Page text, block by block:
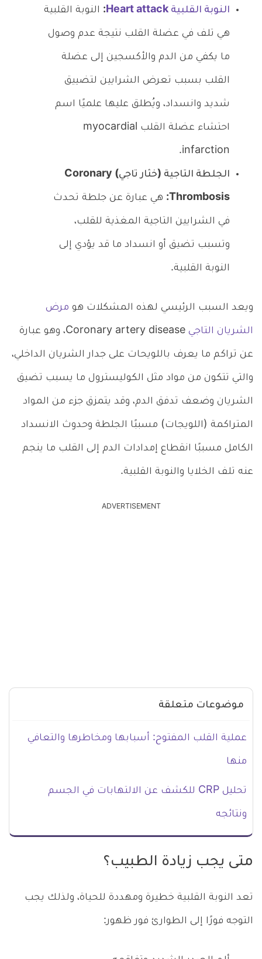
النوبة القلبية Heart attack : النوبة القلبية
هي تلف في عضلة القلب نتيجة عدم وصول
ما يكفي من الدم والأكسجين إلى عضلة
القلب بسبب تعرض الشرايين لتضييق
شديد وانسداد، ويُطلق عليها علميًا اسم
احتشاء عضلة القلب myocardial
infarction.
الجلطة التاجية (خثار تاجي) Coronary
Thrombosis: هي عبارة عن جلطة تحدث
في الشرايين التاجية المغذية للقلب،
وتسبب تضيق أو انسداد ما قد يؤدي إلى
النوبة القلبية.
ويعد السبب الرئيسي لهذه المشكلات هو مرض
الشريان التاجي Coronary artery disease، وهو عبارة
عن تراكم ما يعرف باللويحات على جدار الشريان الداخلي،
والتي تتكون من مواد مثل الكوليسترول ما يسبب تضيق
الشريان وضعف تدفق الدم، وقد يتمزق جزء من المواد
المتراكمة (اللويجات) مسببًا الجلطة وحدوث الانسداد
الكامل مسببًا انقطاع إمدادات الدم إلى القلب ما ينجم
عنه تلف الخلايا والنوبة القلبية.
ADVERTISEMENT
موضوعات متعلقة
عملية القلب المفتوح: أسبابها ومخاطرها والتعافي
منها
تحليل CRP للكشف عن الالتهابات في الجسم
ونتائجه
متى يجب زيادة الطبيب؟
تعد النوبة القلبية خطيرة ومهددة للحياة، ولذلك يجب
التوجه فورًا إلى الطوارئ فور ظهور: